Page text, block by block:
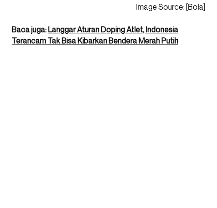
Image Source: [Bola]
Baca juga:Langgar Aturan Doping Atlet, Indonesia
Terancam Tak Bisa Kibarkan Bendera Merah Putih